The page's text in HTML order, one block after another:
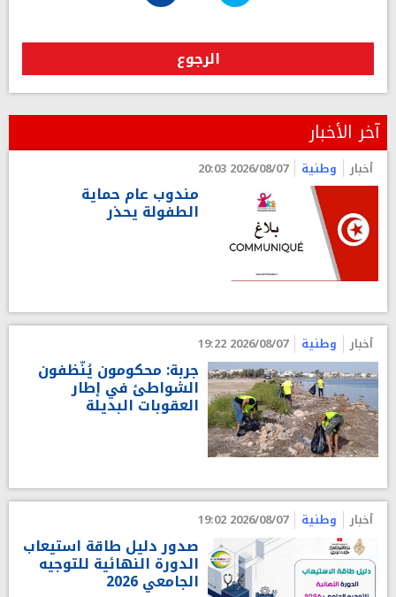
الرجوع
آخر الأخبار
أخبار وطنية 2026/08/07 20:03
مندوب عام حماية
الطفولة يحذر
أخبار وطنية 2026/08/07 19:22
جربة: محكومون يُنّظفون
الشواطئ في إطار
العقوبات البديلة
أخبار وطنية 2026/08/07 19:02
صدور دليل طاقة استيعاب
الدورة النهائية للتوجيه
الجامعي 2026